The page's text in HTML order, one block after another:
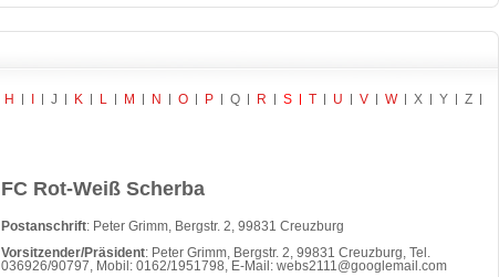
H J K L M N O P Q R S T U V W X Y Z
FC Rot-Weiß Scherba
Postanschrift: Peter Grimm, Bergstr. 2, 99831 Creuzburg
Vorsitzender/Präsident: Peter Grimm, Bergstr. 2, 99831 Creuzburg, Tel.
036926/90797, Mobil: 0162/1951798, E-Mail: webs2111@googlemail.com